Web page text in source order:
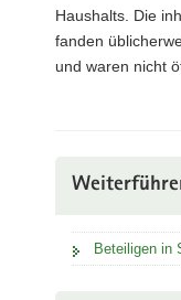
Haushalts. Die
fanden
und waren nicht
Beteiligen in